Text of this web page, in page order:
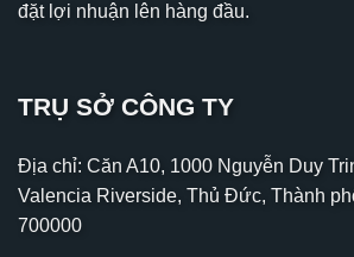
đặt lợi nhuận lên hàng đầu.
TRỤ SỞ CÔNG TY
Địa chỉ: Căn A10, 1000 Nguyễn Duy
Valencia Riverside, Thủ Đức, Thành
700000